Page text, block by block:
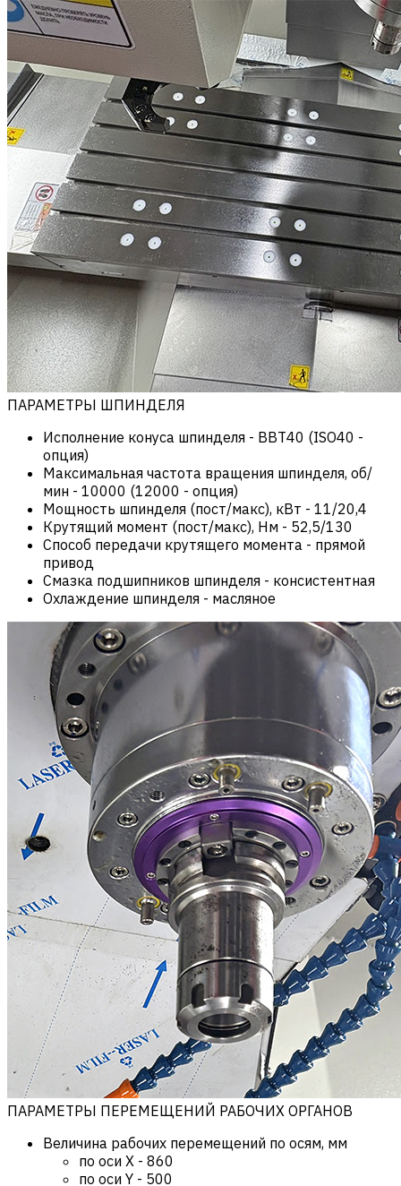
ПАРАМЕТРЫ ШПИНДЕЛЯ
Исполнение конуса шпинделя - BBT40 (ISO40 -
опция)
Максимальная частота вращения шпинделя, об/
мин - 10000 (12000 - опция)
Мощность шпинделя (пост/макс), кВт - 11/20,4
Крутящий момент (пост/макс), Нм - 52,5/130
Способ передачи крутящего момента - прямой
привод
Смазка подшипников шпинделя - консистентная
Охлаждение шпинделя - масляное
ПАРАМЕТРЫ ПЕРЕМЕЩЕНИЙ РАБОЧИХ ОРГАНОВ
Величина рабочих перемещений по осям, мм
по оси X - 860
по оси Y - 500